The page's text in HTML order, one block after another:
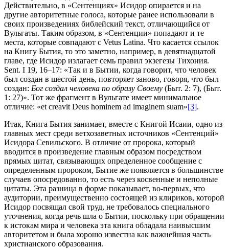
Действительно, в «Сентенциях» Исидор опирается и на
другие авторитетные голоса, которые ранее использовали в
своих произведениях библейский текст, отличающийся от
Вульгаты. Таким образом, в «Сентенции» попадают и те
места, которые совпадают с Vetus Latina. Что касается ссылок
на Книгу Бытия, то это заметно, например, в девятнадцатой
главе, где Исидор излагает семь правил экзегезы Тихония.
Sent. I 19, 16–17: «Так и в Бытии, когда говорит, что человек
был создан в шестой день, повторяет заново, говоря, что был
создан: Бог создал человека по образу Своему (Быт. 2: 7), (Быт.
1: 27)». Тот же фрагмент в Вульгате имеет минимальное
отличие: «et creavit Deus hominem ad imaginem suam»[3].
Итак, Книга Бытия занимает, вместе с Книгой Исаии, одно из
главных мест среди ветхозаветных источников «Сентенций»
Исидора Севильского. В отличие от пророка, который
вводится в произведение главным образом посредством
прямых цитат, связывающих определенное сообщение с
определенным пророком, Бытие же появляется в большинстве
случаев опосредованно, то есть через косвенные и неполные
цитаты. Эта разница в форме показывает, во-первых, что
аудитории, преимущественно состоящей из клириков, которой
Исидор посвящал свой труд, не требовалось специального
уточнения, когда речь шла о Бытии, поскольку при обращении
к истокам мира и человека эта книга обладала наивысшим
авторитетом и была хорошо известна как важнейшая часть
христианского образования.